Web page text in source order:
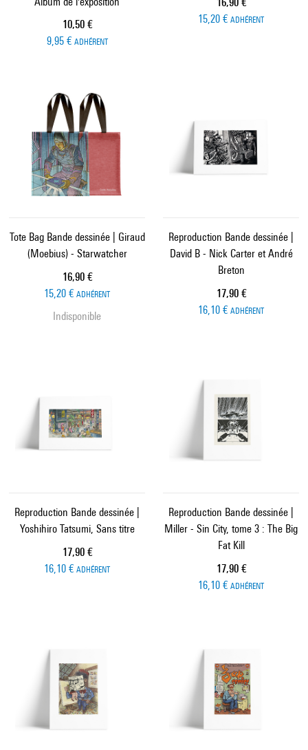
Prix ​​actuel
10,50 €
9,95 € ADHÉRENT
15,20 € ADHÉRENT
Tote Bag Bande dessinée | Giraud
(Moebius) - Starwatcher
Prix ​​actuel
16,90 €
15,20 € ADHÉRENT
Indisponible
Reproduction Bande dessinée |
David B - Nick Carter et André
Breton
Prix ​​actuel
17,90 €
16,10 € ADHÉRENT
Reproduction Bande dessinée |
Yoshihiro Tatsumi, Sans titre
Prix ​​actuel
17,90 €
16,10 € ADHÉRENT
Reproduction Bande dessinée |
Miller - Sin City, tome 3 : The Big
Fat Kill
Prix ​​actuel
17,90 €
16,10 € ADHÉRENT